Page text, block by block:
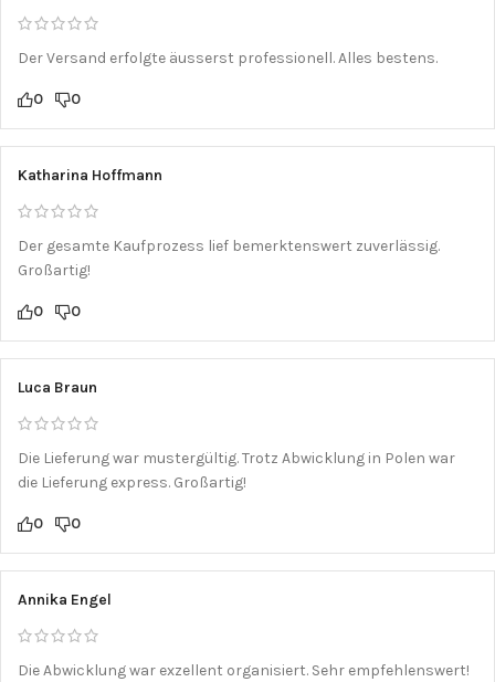
Der Versand erfolgte äusserst professionell. Alles bestens.
0 0
Katharina Hoffmann
Der gesamte Kaufprozess lief bemerktenswert zuverlässig.
Großartig!
0 0
Luca Braun
Die Lieferung war mustergültig. Trotz Abwicklung in Polen war
die Lieferung express. Großartig!
0 0
Annika Engel
Die Abwicklung war exzellent organisiert. Sehr empfehlenswert!